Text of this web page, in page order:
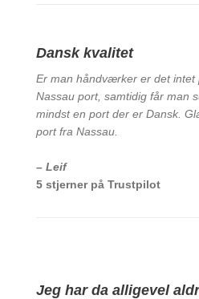
Dansk kvalitet
Er man håndværker er det intet
Nassau port, samtidig får man
mindst en port der er Dansk.
port fra Nassau.
– Leif
5 stjerner på Trustpilot
Jeg har da alligevel